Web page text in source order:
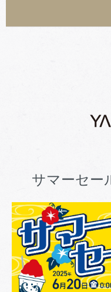
サマーセー